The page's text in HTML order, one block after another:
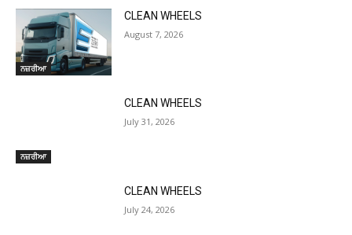
ਨਜ਼ਰੀਆ
CLEAN WHEELS
August 7, 2026
ਨਜ਼ਰੀਆ
CLEAN WHEELS
July 31, 2026
CLEAN WHEELS
July 24, 2026